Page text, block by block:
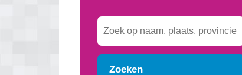
Zoeken